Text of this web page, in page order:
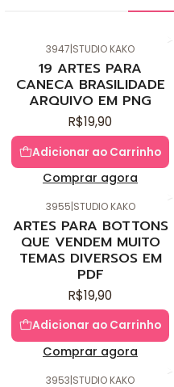
3947 STUDIO KAKO
19 ARTES PARA
CANECA BRASILIDADE
ARQUIVO EM PNG
R$19,90
Adicionar ao Carrinho
Comprar agora
3955|STUDIO KAKO
ARTES PARA BOTTONS
QUE VENDEM MUITO
TEMAS DIVERSOS EM
PDF
R$19,90
Adicionar ao Carrinho
Comprar agora
3953|STUDIO KAKO